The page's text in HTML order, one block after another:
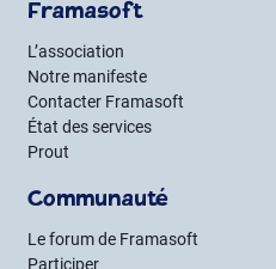
Framasoft
L’association
Notre manifeste
Contacter Framasoft
État des services
Prout
Communauté
Le forum de Framasoft
Participer